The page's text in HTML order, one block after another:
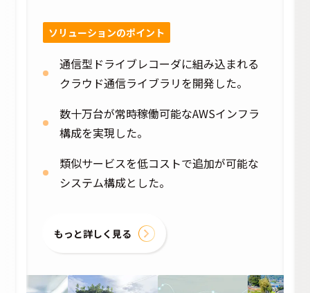
ソリューションのポイント​
通信型ドライブレコーダに組み込まれる
クラウド通信ライブラリを開発した。
数十万台が常時稼働可能なAWSインフラ
構成を実現した。
類似サービスを低コストで追加が可能な
システム構成とした。
もっと詳しく見る